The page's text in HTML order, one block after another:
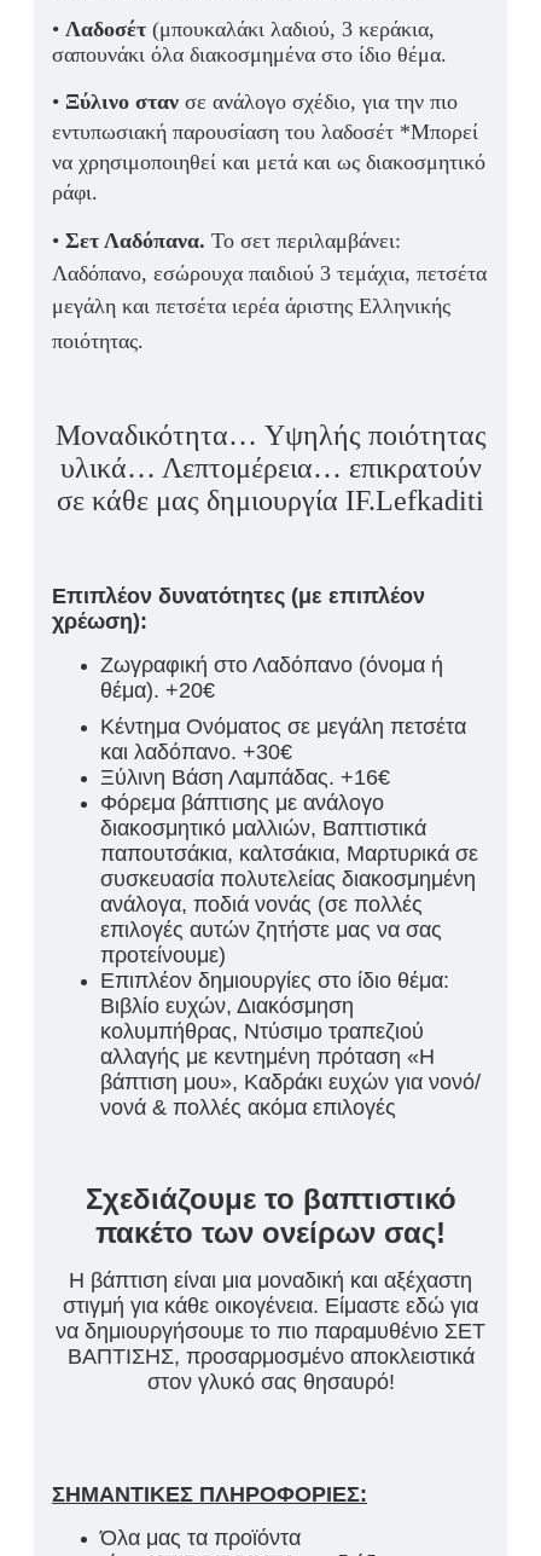
• Λαδοσέτ (μπουκαλάκι λαδιού, 3 κεράκια,
σαπουνάκι όλα διακοσμημένα στο ίδιο θέμα.
• Ξύλινο σταν σε ανάλογο σχέδιο, για την πιο
εντυπωσιακή παρουσίαση του λαδοσέτ *Μπορεί
να χρησιμοποιηθεί και μετά και ως διακοσμητικό
ράφι.
• Σετ Λαδόπανα. Το σετ περιλαμβάνει:
Λαδόπανο, εσώρουχα παιδιού 3 τεμάχια, πετσέτα
μεγάλη και πετσέτα ιερέα άριστης Ελληνικής
ποιότητας.
Μοναδικότητα… Υψηλής ποιότητας
υλικά… Λεπτομέρεια… επικρατούν
σε κάθε μας δημιουργία IF.Lefkaditi
Επιπλέον δυνατότητες (με επιπλέον
χρέωση):
Ζωγραφική στο Λαδόπανο (όνομα ή
θέμα). +20€
Κέντημα Ονόματος σε μεγάλη πετσέτα
και λαδόπανο. +30€
Ξύλινη Βάση Λαμπάδας. +16€
Φόρεμα βάπτισης με ανάλογο
διακοσμητικό μαλλιών, Βαπτιστικά
παπουτσάκια, καλτσάκια, Μαρτυρικά σε
συσκευασία πολυτελείας διακοσμημένη
ανάλογα, ποδιά νονάς (σε πολλές
επιλογές αυτών ζητήστε μας να σας
προτείνουμε)
Επιπλέον δημιουργίες στο ίδιο θέμα:
Βιβλίο ευχών, Διακόσμηση
κολυμπήθρας, Ντύσιμο τραπεζιού
αλλαγής με κεντημένη πρόταση «Η
βάπτιση μου», Καδράκι ευχών για νονό/
νονά & πολλές ακόμα επιλογές
Σχεδιάζουμε το βαπτιστικό
πακέτο των ονείρων σας!
Η βάπτιση είναι μια μοναδική και αξέχαστη
στιγμή για κάθε οικογένεια. Είμαστε εδώ για
να δημιουργήσουμε το πιο παραμυθένιο ΣΕΤ
ΒΑΠΤΙΣΗΣ, προσαρμοσμένο αποκλειστικά
στον γλυκό σας θησαυρό!
ΣΗΜΑΝΤΙΚΕΣ ΠΛΗΡΟΦΟΡΙΕΣ:
Όλα μας τα προϊόντα